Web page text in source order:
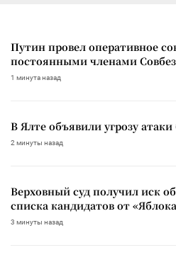
Путин провел оперативное
постоянными членами
1 минута назад
В Ялте объявили угрозу
2 минуты назад
Верховный суд получил иск
списка кандидатов от
3 минуты назад